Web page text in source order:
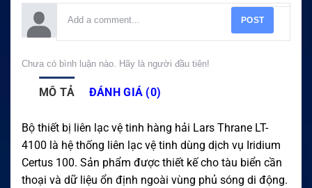
POST
Chưa có bình luận nào. Hãy là người đầu tiên!
MÔ TẢ ĐÁNH GIÁ (0)
Bộ thiết bị liên lạc vệ tinh hàng hải Lars Thrane LT-
4100 là hệ thống liên lạc vệ tinh dùng dịch vụ Iridium
Certus 100. Sản phẩm được thiết kế cho tàu biển cần
thoại và dữ liệu ổn định ngoài vùng phủ sóng di động.